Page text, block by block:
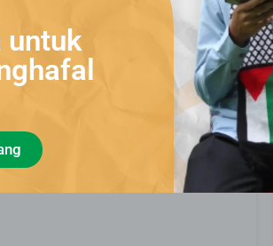
NEXT
Sopomayak, Kec. Jasinga, Kab Bogor, Eps.2
untuk